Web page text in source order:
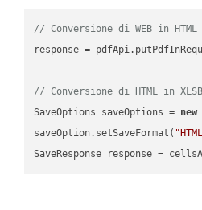
// Conversione di WEB in HTML
response =
// Conversione di HTML in XLSB
SaveOptions saveOptions = new
saveOption.setSaveFormat(
SaveResponse response =